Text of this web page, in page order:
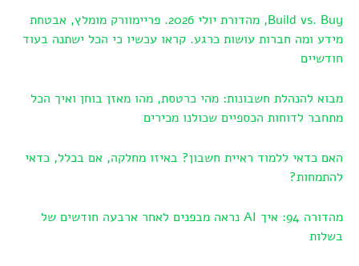
Build vs. Buy, מהדורת יולי 2026. פריימוורק מומלץ, אבטחת
מידע ומה חברות עושות כרגע. קראו עכשיו כי הכל ישתנה בעוד
חודשיים
מבוא להנהלת חשבונות: מהי כרטסת, מהו מאזן בוחן ואיך הכל
מתחבר לדוחות הכספיים שכולנו מכירים
האם כדאי ללמוד ראיית חשבון? באיזו מחלקה, אם בכלל, כדאי
להתמחות?
מהדורה 94: איך AI נראה מבפנים לאחר ארבעה חודשים של
בשלות